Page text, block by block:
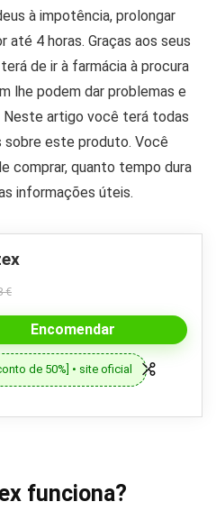
à impotência, prolongar
até 4 horas. Graças aos seus
de ir à farmácia à procura
lhe podem dar problemas e
artigo você terá todas
sobre este produto. Você
comprar, quanto tempo dura
informações úteis.
€
Encomendar
de 50%] • site oficial
funciona?